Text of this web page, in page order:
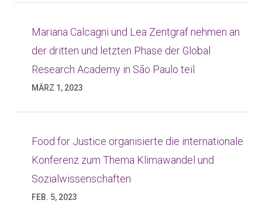
Mariana Calcagni und Lea Zentgraf nehmen an
der dritten und letzten Phase der Global
Research Academy in São Paulo teil
MÄRZ 1, 2023
Food for Justice organisierte die internationale
Konferenz zum Thema Klimawandel und
Sozialwissenschaften
FEB. 5, 2023